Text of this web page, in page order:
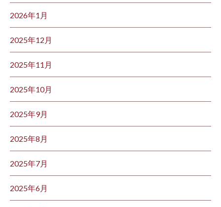
2026年1月
2025年12月
2025年11月
2025年10月
2025年9月
2025年8月
2025年7月
2025年6月